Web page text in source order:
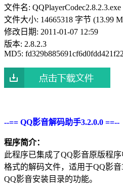
文件名: QQPlayerCodec2.8.2.3.exe
文件大小: 14665318 字节 (13.99
修改日期: 2011-01-07 12:59
版本: 2.8.2.3
MD5:
--== QQ影音解码助手3.2.0.0 ==--
程序简介：
此程序已集成了QQ影音原版程
格式的解码文件，适用于QQ影
QQ影音安装目录的功能。